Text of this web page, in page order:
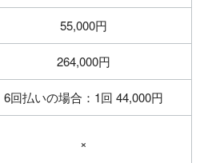
55,000円
264,000円
6回払いの場合：1回 44,000円
×